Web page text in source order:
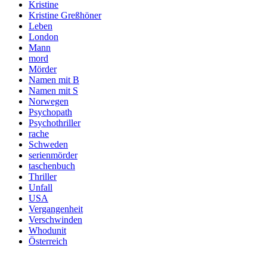
Kristine
Kristine Greßhöner
Leben
London
Mann
mord
Mörder
Namen mit B
Namen mit S
Norwegen
Psychopath
Psychothriller
rache
Schweden
serienmörder
taschenbuch
Thriller
Unfall
USA
Vergangenheit
Verschwinden
Whodunit
Österreich